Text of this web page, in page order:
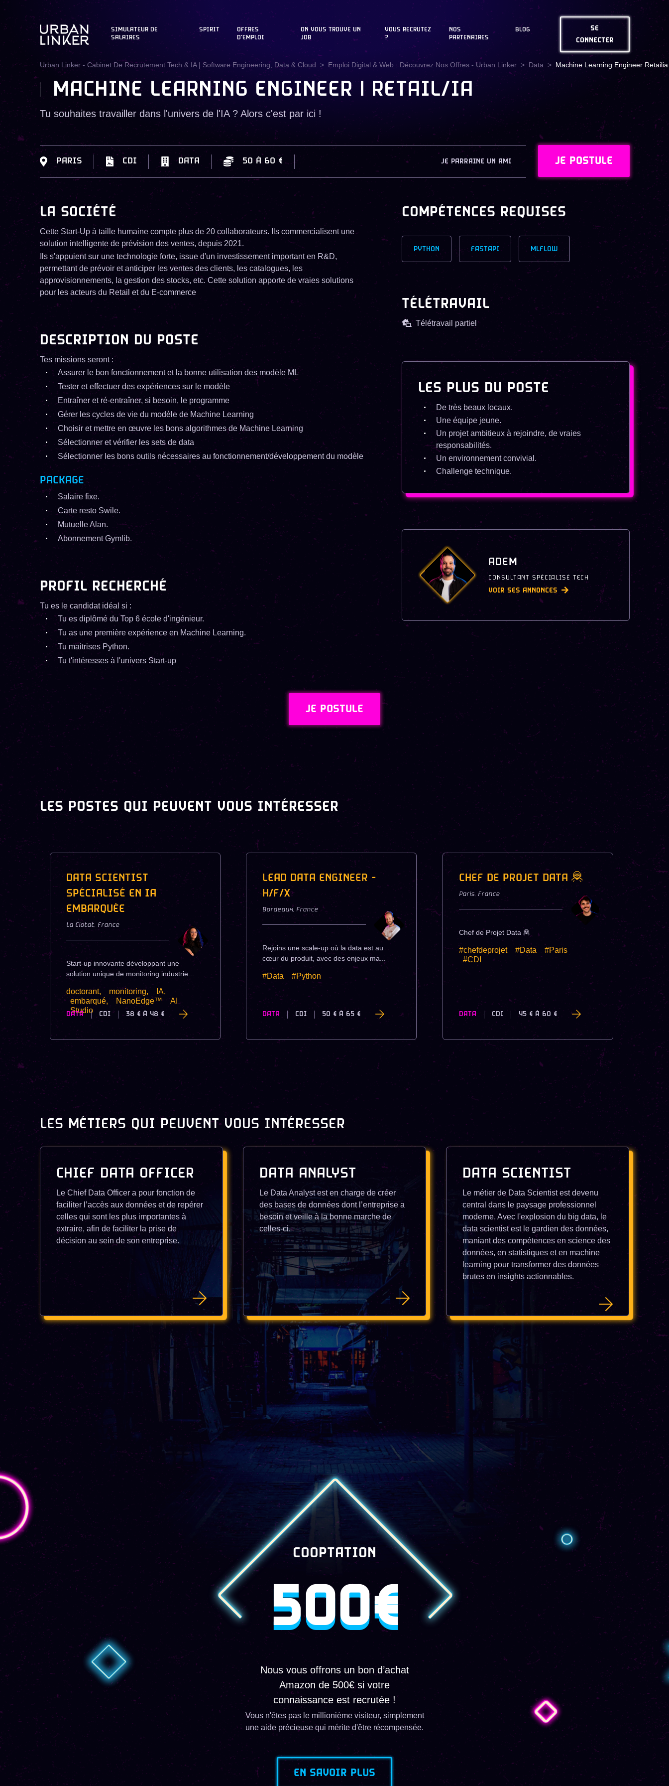
SIMULATEUR DE
SALAIRES
SPIRIT
OFFRES
D'EMPLOI
ON VOUS TROUVE UN
JOB
VOUS RECRUTEZ
?
NOS
PARTENAIRES
BLOG
SE
CONNECTER
Urban Linker - Cabinet De Recrutement Tech & IA | Software Engineering, Data & Cloud Emploi Digital & Web : Découvrez Nos Offres - Urban Linker Data Machine Learning Engineer Retailia
MACHINE LEARNING ENGINEER | RETAIL/IA
Tu souhaites travailler dans l'univers de l'IA ? Alors c'est par ici !
PARIS CDI DATA 50 À 60 € JE PARRAINE UN AMI JE POSTULE
LA SOCIÉTÉ
Cette Start-Up à taille humaine compte plus de 20 collaborateurs. Ils commercialisent une
solution intelligente de prévision des ventes, depuis 2021.
Ils s'appuient sur une technologie forte, issue d'un investissement important en R&D,
permettant de prévoir et anticiper les ventes des clients, les catalogues, les
approvisionnements, la gestion des stocks, etc. Cette solution apporte de vraies solutions
pour les acteurs du Retail et du E-commerce
DESCRIPTION DU POSTE
Tes missions seront :
Assurer le bon fonctionnement et la bonne utilisation des modèle ML
Tester et effectuer des expériences sur le modèle
Entraîner et ré-entraîner, si besoin, le programme
Gérer les cycles de vie du modèle de Machine Learning
Choisir et mettre en œuvre les bons algorithmes de Machine Learning
Sélectionner et vérifier les sets de data
Sélectionner les bons outils nécessaires au fonctionnement/développement du modèle
PACKAGE
Salaire fixe.
Carte resto Swile.
Mutuelle Alan.
Abonnement Gymlib.
PROFIL RECHERCHÉ
Tu es le candidat idéal si :
Tu es diplômé du Top 6 école d'ingénieur.
Tu as une première expérience en Machine Learning.
Tu maitrises Python.
Tu t'intéresses à l'univers Start-up
COMPÉTENCES REQUISES
PYTHON FASTAPI MLFLOW
TÉLÉTRAVAIL
Télétravail partiel
LES PLUS DU POSTE
De très beaux locaux.
Une équipe jeune.
Un projet ambitieux à rejoindre, de vraies
responsabilités.
Un environnement convivial.
Challenge technique.
ADEM
CONSULTANT SPÉCIALISÉ TECH
VOIR SES ANNONCES
JE POSTULE
LES POSTES QUI PEUVENT VOUS INTÉRESSER
DATA SCIENTIST
SPÉCIALISÉ EN IA
EMBARQUÉE
La Ciotat, France
Start-up innovante développant une
solution unique de monitoring industrie...
doctorant, monitoring,
IA,
embarqué,
NanoEdge™
AI
Studio
DATA CDI 38 € À 48 €
LEAD DATA ENGINEER -
H/F/X
Bordeaux, France
Rejoins une scale-up où la data est au
cœur du produit, avec des enjeux ma...
#Data #Python
DATA CDI 50 € À 65 €
CHEF DE PROJET DATA 🦧
Paris, France
Chef de Projet Data 🦧
#chefdeprojet #Data
#Paris
#CDI
DATA CDI 45 € À 60 €
LES MÉTIERS QUI PEUVENT VOUS INTÉRESSER
CHIEF DATA OFFICER
Le Chief Data Officer a pour fonction de
faciliter l’accès aux données et de repérer
celles qui sont les plus importantes à
extraire, afin de faciliter la prise de
décision au sein de son entreprise.
DATA ANALYST
Le Data Analyst est en charge de créer
des bases de données dont l’entreprise a
besoin et veille à la bonne marche de
celles-ci.
DATA SCIENTIST
Le métier de Data Scientist est devenu
central dans le paysage professionnel
moderne. Avec l'explosion du big data, le
data scientist est le gardien des données,
maniant des compétences en science des
données, en statistiques et en machine
learning pour transformer des données
brutes en insights actionnables.
COOPTATION
500€
Nous vous offrons un bon d’achat
Amazon de 500€ si votre
connaissance est recrutée !
Vous n'êtes pas le millionième visiteur, simplement
une aide précieuse qui mérite d'être récompensée.
EN SAVOIR PLUS